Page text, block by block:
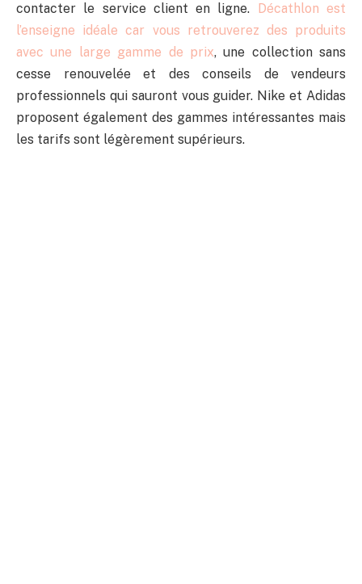
contacter le service client en ligne.
Décathlon est
l’enseigne idéale car vous retrouverez des produits
avec une large gamme de prix, une collection sans
cesse renouvelée et des conseils de vendeurs
professionnels qui sauront vous guider. Nike et Adidas
proposent également des gammes intéressantes mais
les tarifs sont légèrement supérieurs.